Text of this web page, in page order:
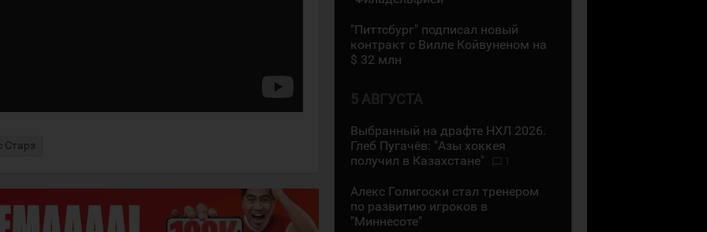
Старз
"Питтсбург" подписал новый
контракт с Вилле Койвуненом на
$ 32 млн
5 АВГУСТА
Выбранный на драфте НХЛ 2026.
Глеб Пугачёв: "Азы хоккея
получил в Казахстане"
Алекс Голигоски стал тренером
по развитию игроков в
"Миннесоте"